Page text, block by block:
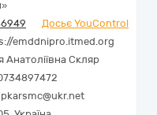
Досьє YouControl
emddnipro.itmed.org
Анатоліївна Скляр